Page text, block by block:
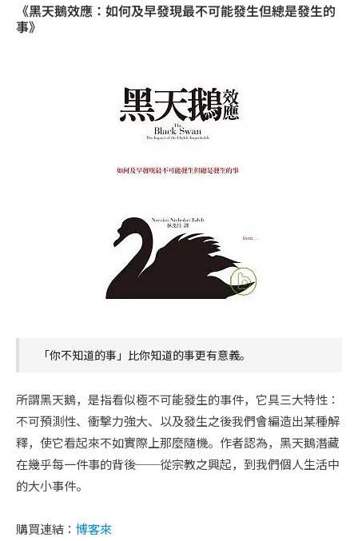
《黑天鵝效應：如何及早發現最不可能發生但總是發生的
事》
「你不知道的事」比你知道的事更有意義。
所謂黑天鵝，是指看似極不可能發生的事件，它具三大特性：
不可預測性、衝擊力強大、以及發生之後我們會編造出某種解
釋，使它看起來不如實際上那麼隨機。作者認為，黑天鵝潛藏
在幾乎每一件事的背後──從宗教之興起，到我們個人生活中
的大小事件。
購買連結： 博客來